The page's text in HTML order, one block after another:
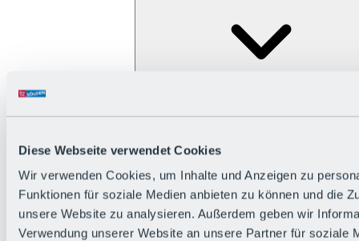
Diese Webseite verwendet Cookies
Wir verwenden Cookies, um Inhalte und Anzeigen zu
Funktionen für soziale Medien anbieten zu können und die
unsere Website zu analysieren. Außerdem geben wir
Verwendung unserer Website an unsere Partner für soziale
Bürger:in werden
Bikepark-Rules
Bikepark-Partnerschaften
Nachhaltigkeit in der BRS
Bikepark & Tickets